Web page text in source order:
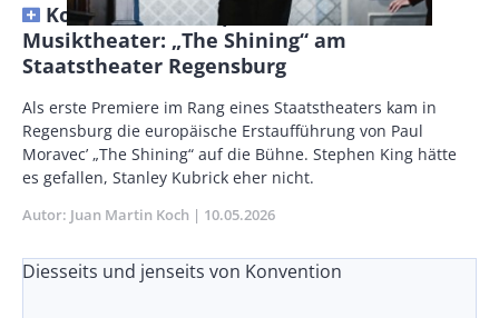
Konventionelles, packendes
Musiktheater: „The Shining“ am
Staatstheater Regensburg
Vorspann
/
Teaser
Als erste Premiere im Rang eines Staatstheaters kam in
Regensburg die europäische Erstaufführung von Paul
Moravec’ „The Shining“ auf die Bühne. Stephen King hätte
es gefallen, Stanley Kubrick eher nicht.
Autor Juan Martin Koch Publikationsdatum
10.05.2026
Diesseits und jenseits von Konvention